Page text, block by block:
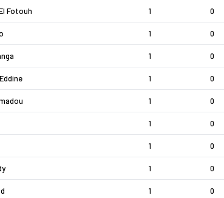
Fotouh 1 0
1 0
1 0
1 0
1 0
1 0
1 0
1 0
1 0